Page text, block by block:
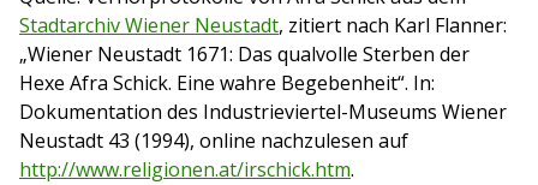
Stadtarchiv Wiener Neustadt, zitiert nach Karl Flanner:
„Wiener Neustadt 1671: Das qualvolle Sterben der
Hexe Afra Schick. Eine wahre Begebenheit“. In:
Dokumentation des Industrieviertel-Museums Wiener
Neustadt 43 (1994), online nachzulesen auf
http://www.religionen.at/irschick.htm.